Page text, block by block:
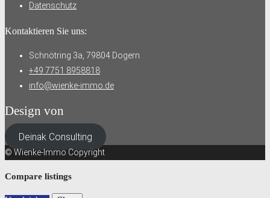
Datenschutz
Kontaktieren Sie uns:
Schnötring 3a, 79804 Dogern
+49 7751 8958818
info@wienke-immo.de
Design von
Deinak Consulting
© Wienke-Immo Copyright
Compare listings